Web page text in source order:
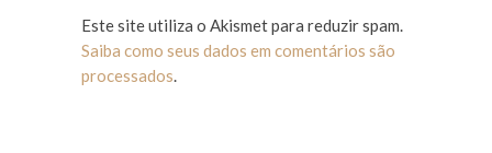
Este site utiliza o Akismet para reduzir spam.
Saiba como seus dados em comentários são
processados.